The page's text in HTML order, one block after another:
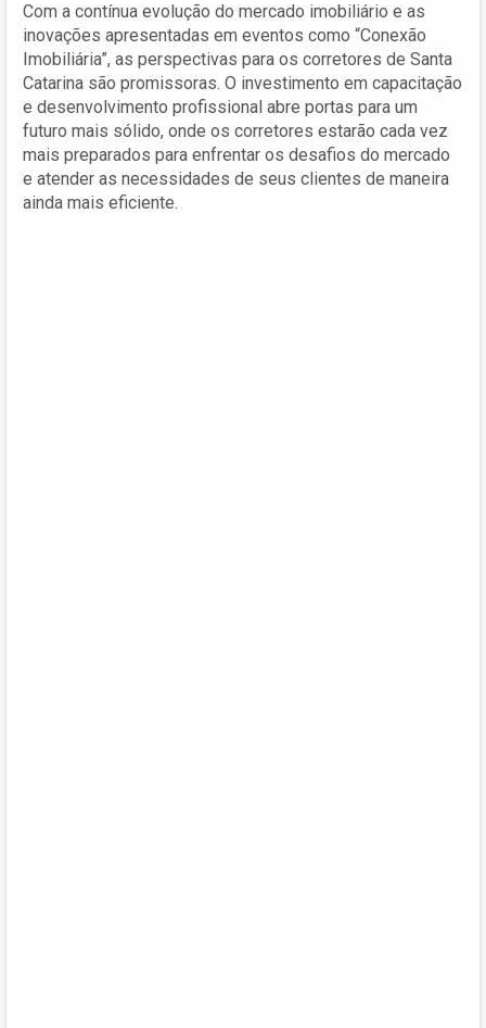
Com a contínua evolução do mercado imobiliário e as
inovações apresentadas em eventos como “Conexão
Imobiliária”, as perspectivas para os corretores de Santa
Catarina são promissoras. O investimento em capacitação
e desenvolvimento profissional abre portas para um
futuro mais sólido, onde os corretores estarão cada vez
mais preparados para enfrentar os desafios do mercado
e atender as necessidades de seus clientes de maneira
ainda mais eficiente.